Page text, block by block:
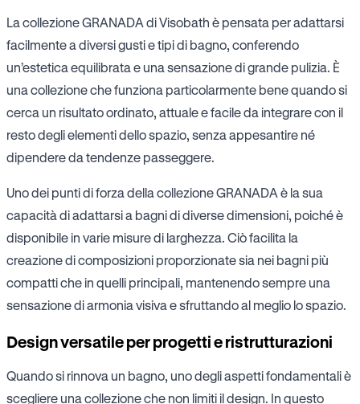
La collezione GRANADA di Visobath è pensata per adattarsi
facilmente a diversi gusti e tipi di bagno, conferendo
un’estetica equilibrata e una sensazione di grande pulizia. È
una collezione che funziona particolarmente bene quando si
cerca un risultato ordinato, attuale e facile da integrare con il
resto degli elementi dello spazio, senza appesantire né
dipendere da tendenze passeggere.
Uno dei punti di forza della collezione GRANADA è la sua
capacità di adattarsi a bagni di diverse dimensioni, poiché è
disponibile in varie misure di larghezza. Ciò facilita la
creazione di composizioni proporzionate sia nei bagni più
compatti che in quelli principali, mantenendo sempre una
sensazione di armonia visiva e sfruttando al meglio lo spazio.
Design versatile per progetti e ristrutturazioni
Quando si rinnova un bagno, uno degli aspetti fondamentali è
scegliere una collezione che non limiti il design. In questo